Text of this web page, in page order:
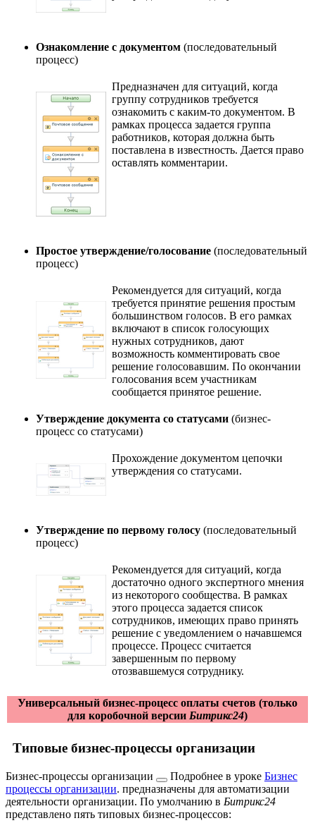
Ознакомление с документом (последовательный
процесс)
Предназначен для ситуаций, когда
группу сотрудников требуется
ознакомить с каким-то документом. В
рамках процесса задается группа
работников, которая должна быть
поставлена в известность. Дается право
оставлять комментарии.
Простое утверждение/голосование (последовательный
процесс)
Рекомендуется для ситуаций, когда
требуется принятие решения простым
большинством голосов. В его рамках
включают в список голосующих
нужных сотрудников, дают
возможность комментировать свое
решение голосовавшим. По окончании
голосования всем участникам
сообщается принятое решение.
Утверждение документа со статусами (бизнес-
процесс со статусами)
Прохождение документом цепочки
утверждения со статусами.
Утверждение по первому голосу (последовательный
процесс)
Рекомендуется для ситуаций, когда
достаточно одного экспертного мнения
из некоторого сообщества. В рамках
этого процесса задается список
сотрудников, имеющих право принять
решение c уведомлением о начавшемся
процессе. Процесс считается
завершенным по первому
отозвавшемуся сотруднику.
Универсальный бизнес-процесс оплаты счетов (только
для коробочной версии Битрикс24)
Типовые бизнес-процессы организации
Бизнес-процессы организации Подробнее в уроке Бизнес
процессы организации. предназначены для автоматизации
деятельности организации. По умолчанию в Битрикс24
представлено пять типовых бизнес-процессов: